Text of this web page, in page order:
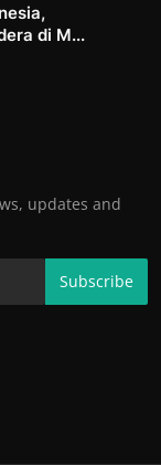
di M...
updates and
Subscribe